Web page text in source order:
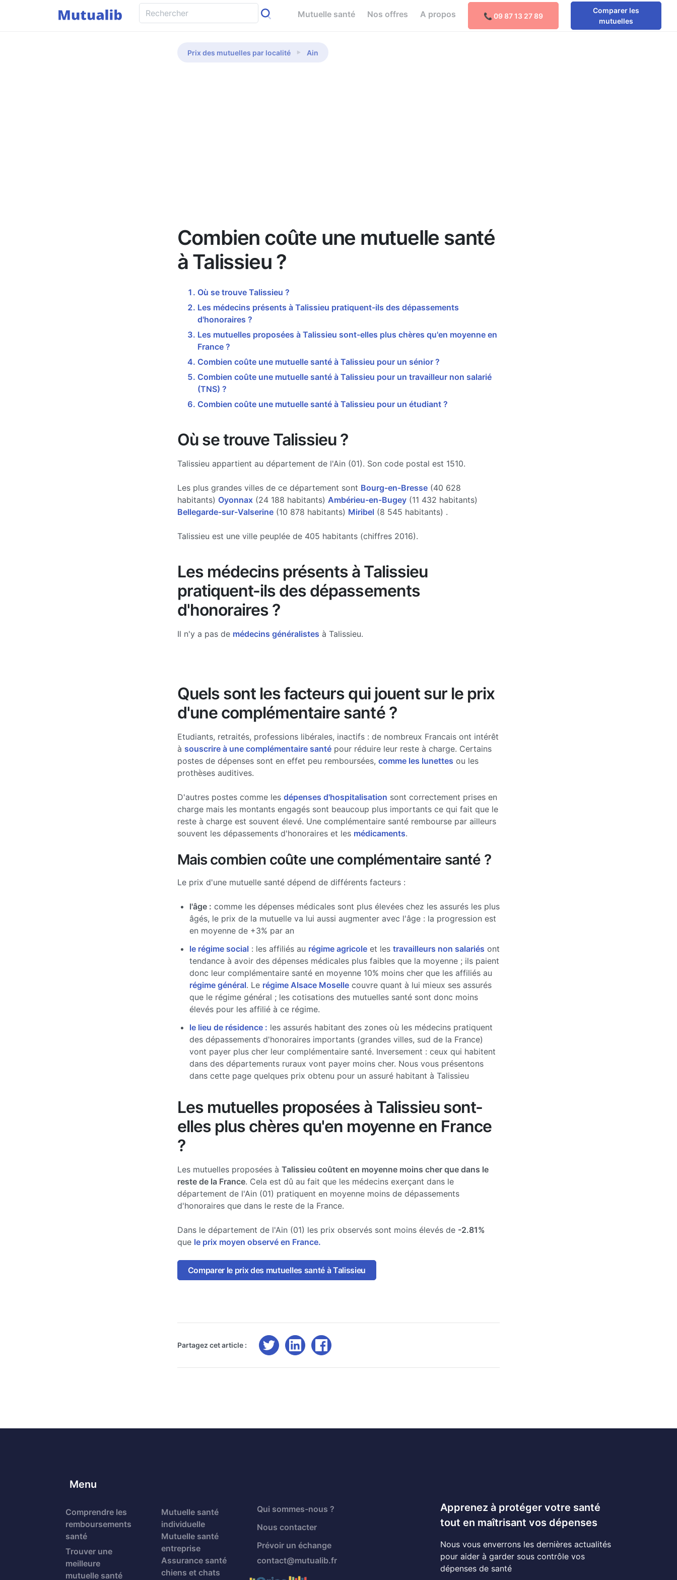
Mutuelle santé Nos offres A propos 📞 09 87 13 27 89
Comparer les
mutuelles
Comparer les mutuelles
Prix des mutuelles par localité Ain
Combien coûte une mutuelle santé
à Talissieu ?
Où se trouve Talissieu ?
Les médecins présents à Talissieu pratiquent-ils des dépassements
d'honoraires ?
Les mutuelles proposées à Talissieu sont-elles plus chères qu'en moyenne en
France ?
Combien coûte une mutuelle santé à Talissieu pour un sénior ?
Combien coûte une mutuelle santé à Talissieu pour un travailleur non salarié
(TNS) ?
Combien coûte une mutuelle santé à Talissieu pour un étudiant ?
Où se trouve Talissieu ?
Talissieu appartient au département de l'Ain (01). Son code postal est 1510.
Les plus grandes villes de ce département sont Bourg-en-Bresse(40 628
habitants) Oyonnax(24 188 habitants) Ambérieu-en-Bugey(11 432 habitants)
Bellegarde-sur-Valserine(10 878 habitants) Miribel (8 545 habitants) .
Talissieu est une ville peuplée de 405 habitants (chiffres 2016).
Les médecins présents à Talissieu
pratiquent-ils des dépassements
d'honoraires ?
Il n'y a pas de médecins généralistes à Talissieu.
Quels sont les facteurs qui jouent sur le prix
d'une complémentaire santé ?
Etudiants, retraités, professions libérales, inactifs : de nombreux Francais ont intérêt
à souscrire à une complémentaire santépour réduire leur reste à charge. Certains
postes de dépenses sont en effet peu remboursées, comme les lunettes ou les
prothèses auditives.
D'autres postes comme les dépenses d'hospitalisation sont correctement prises en
charge mais les montants engagés sont beaucoup plus importants ce qui fait que le
reste à charge est souvent élevé. Une complémentaire santé rembourse par ailleurs
souvent les dépassements d'honoraires et les médicaments.
Mais combien coûte une complémentaire santé ?
Le prix d'une mutuelle santé dépend de différents facteurs :
l'âge : comme les dépenses médicales sont plus élevées chez les assurés les plus
âgés, le prix de la mutuelle va lui aussi augmenter avec l'âge : la progression est
en moyenne de +3% par an
le régime social : les affiliés au régime agricoleet les travailleurs non salariés ont
tendance à avoir des dépenses médicales plus faibles que la moyenne ; ils paient
donc leur complémentaire santé en moyenne 10% moins cher que les affiliés au
régime général. Le régime Alsace Mosellecouvre quant à lui mieux ses assurés
que le régime général ; les cotisations des mutuelles santé sont donc moins
élevés pour les affilié à ce régime.
le lieu de résidence : les assurés habitant des zones où les médecins pratiquent
des dépassements d'honoraires importants (grandes villes, sud de la France)
vont payer plus cher leur complémentaire santé. Inversement : ceux qui habitent
dans des départements ruraux vont payer moins cher. Nous vous présentons
dans cette page quelques prix obtenu pour un assuré habitant à Talissieu
Les mutuelles proposées à Talissieu sont-
elles plus chères qu'en moyenne en France
?
Les mutuelles proposées à Talissieu coûtent en moyenne moins cher que dans le
reste de la France. Cela est dû au fait que les médecins exerçant dans le
département de l'Ain (01) pratiquent en moyenne moins de dépassements
d'honoraires que dans le reste de la France.
Dans le département de l'Ain (01) les prix observés sont moins élevés de -2.81%
que le prix moyen observé en France.
Comparer le prix des mutuelles santé à Talissieu
Partagez cet article :
Menu
Comprendre les
remboursements
santé
Trouver une
meilleure
mutuelle santé
Mutuelle santé
individuelle
Mutuelle santé
entreprise
Assurance santé
chiens et chats
Qui sommes-nous ?
Nous contacter
Prévoir un échange
contact@mutualib.fr
Apprenez à protéger votre santé
tout en maîtrisant vos dépenses
Nous vous enverrons les dernières actualités
pour aider à garder sous contrôle vos
dépenses de santé